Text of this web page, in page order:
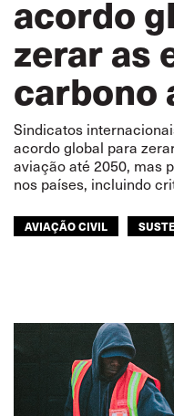
acordo
zerar as
carbono
Sindicatos
acordo global para
aviação até 2050, mas
nos países, incluindo
AVIAÇÃO CIVIL